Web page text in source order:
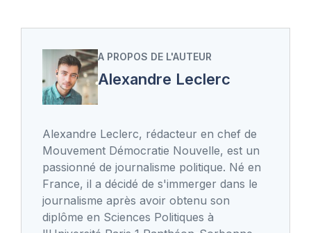
A PROPOS DE L'AUTEUR
Alexandre Leclerc
Alexandre Leclerc, rédacteur en chef de
Mouvement Démocratie Nouvelle, est un
passionné de journalisme politique. Né en
France, il a décidé de s'immerger dans le
journalisme après avoir obtenu son
diplôme en Sciences Politiques à